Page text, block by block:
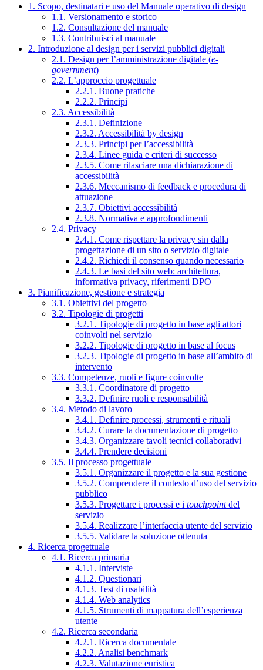
1. Scopo, destinatari e uso del Manuale operativo di design
1.1. Versionamento e storico
1.2. Consultazione del manuale
1.3. Contribuisci al manuale
2. Introduzione al design per i servizi pubblici digitali
2.1. Design per l’amministrazione digitale (e-
government)
2.2. L’approccio progettuale
2.2.1. Buone pratiche
2.2.2. Principi
2.3. Accessibilità
2.3.1. Definizione
2.3.2. Accessibilità by design
2.3.3. Principi per l’accessibilità
2.3.4. Linee guida e criteri di successo
2.3.5. Come rilasciare una dichiarazione di
accessibilità
2.3.6. Meccanismo di feedback e procedura di
attuazione
2.3.7. Obiettivi accessibilità
2.3.8. Normativa e approfondimenti
2.4. Privacy
2.4.1. Come rispettare la privacy sin dalla
progettazione di un sito o servizio digitale
2.4.2. Richiedi il consenso quando necessario
2.4.3. Le basi del sito web: architettura,
informativa privacy, riferimenti DPO
3. Pianificazione, gestione e strategia
3.1. Obiettivi del progetto
3.2. Tipologie di progetti
3.2.1. Tipologie di progetto in base agli attori
coinvolti nel servizio
3.2.2. Tipologie di progetto in base al focus
3.2.3. Tipologie di progetto in base all’ambito di
intervento
3.3. Competenze, ruoli e figure coinvolte
3.3.1. Coordinatore di progetto
3.3.2. Definire ruoli e responsabilità
3.4. Metodo di lavoro
3.4.1. Definire processi, strumenti e rituali
3.4.2. Curare la documentazione di progetto
3.4.3. Organizzare tavoli tecnici collaborativi
3.4.4. Prendere decisioni
3.5. Il processo progettuale
3.5.1. Organizzare il progetto e la sua gestione
3.5.2. Comprendere il contesto d’uso del servizio
pubblico
3.5.3. Progettare i processi e i touchpointdel
servizio
3.5.4. Realizzare l’interfaccia utente del servizio
3.5.5. Validare la soluzione ottenuta
4. Ricerca progettuale
4.1. Ricerca primaria
4.1.1. Interviste
4.1.2. Questionari
4.1.3. Test di usabilità
4.1.4. Web analytics
4.1.5. Strumenti di mappatura dell’esperienza
utente
4.2. Ricerca secondaria
4.2.1. Ricerca documentale
4.2.2. Analisi benchmark
4.2.3. Valutazione euristica